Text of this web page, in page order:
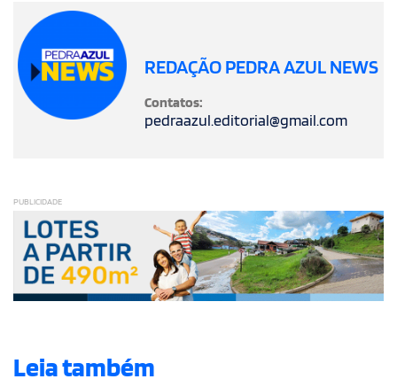
REDAÇÃO PEDRA AZUL NEWS
Contatos:
pedraazul.editorial@gmail.com
PUBLICIDADE
Leia também